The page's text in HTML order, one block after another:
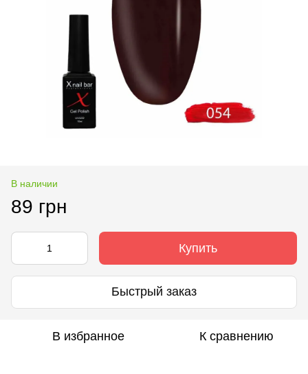
В наличии
89 грн
Купить
Быстрый заказ
В избранное К сравнению